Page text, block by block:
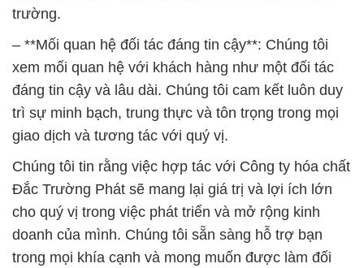
trường.
– **Mối quan hệ đối tác đáng tin cậy**: Chúng tôi
xem mối quan hệ với khách hàng như một đối tác
đáng tin cậy và lâu dài. Chúng tôi cam kết luôn duy
trì sự minh bạch, trung thực và tôn trọng trong mọi
giao dịch và tương tác với quý vị.
Chúng tôi tin rằng việc hợp tác với Công ty hóa chất
Đắc Trường Phát sẽ mang lại giá trị và lợi ích lớn
cho quý vị trong việc phát triển và mở rộng kinh
doanh của mình. Chúng tôi sẵn sàng hỗ trợ bạn
trong mọi khía cạnh và mong muốn được làm đối